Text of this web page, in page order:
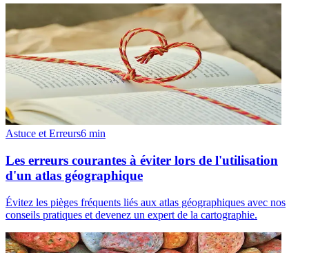
Astuce et Erreurs6 min
Les erreurs courantes à éviter lors de l'utilisation
d'un atlas géographique
Évitez les pièges fréquents liés aux atlas géographiques avec nos
conseils pratiques et devenez un expert de la cartographie.